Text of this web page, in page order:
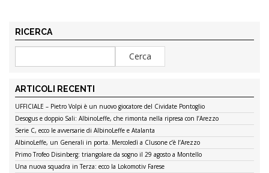
RICERCA
ARTICOLI RECENTI
UFFICIALE – Pietro Volpi è un nuovo giocatore del Cividate Pontoglio
Desogus e doppio Sali: AlbinoLeffe, che rimonta nella ripresa con l’Arezzo
Serie C, ecco le avversarie di AlbinoLeffe e Atalanta
AlbinoLeffe, un Generali in porta. Mercoledì a Clusone c’è l’Arezzo
Primo Trofeo Disinberg: triangolare da sogno il 29 agosto a Montello
Una nuova squadra in Terza: ecco la Lokomotiv Farese